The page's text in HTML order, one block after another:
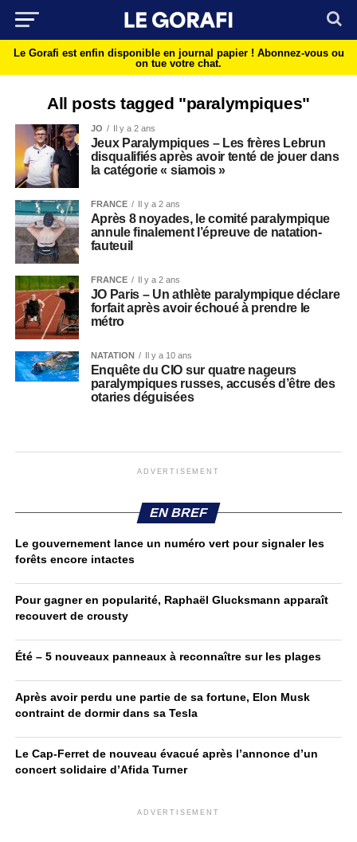
Le Gorafi est enfin disponible en journal papier ! Abonnez-vous ou
on tue votre chat.
All posts tagged "paralympiques"
JO Il y a 2 ans
Jeux Paralympiques – Les frères Lebrun
disqualifiés après avoir tenté de jouer dans
la catégorie « siamois »
FRANCE Il y a 2 ans
Après 8 noyades, le comité paralympique
annule finalement l’épreuve de natation-
fauteuil
FRANCE Il y a 2 ans
JO Paris – Un athlète paralympique déclare
forfait après avoir échoué à prendre le
métro
NATATION Il y a 10 ans
Enquête du CIO sur quatre nageurs
paralympiques russes, accusés d’être des
otaries déguisées
ADVERTISEMENT
EN BREF
Le gouvernement lance un numéro vert pour signaler les
forêts encore intactes
Pour gagner en popularité, Raphaël Glucksmann apparaît
recouvert de crousty
Été – 5 nouveaux panneaux à reconnaître sur les plages
Après avoir perdu une partie de sa fortune, Elon Musk
contraint de dormir dans sa Tesla
Le Cap-Ferret de nouveau évacué après l’annonce d’un
concert solidaire d’Afida Turner
ADVERTISEMENT